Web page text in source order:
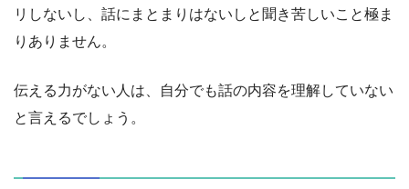
リしないし、話にまとまりはないしと聞き苦しいこと極ま
りありません。
伝える力がない人は、自分でも話の内容を理解していない
と言えるでしょう。